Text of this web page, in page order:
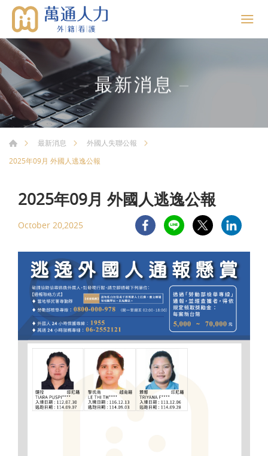
最新消息
最新消息
外國人失聯公報
2025年09月 外國人逃逸公報
2025年09月 外國人逃逸公報
October 20,2025